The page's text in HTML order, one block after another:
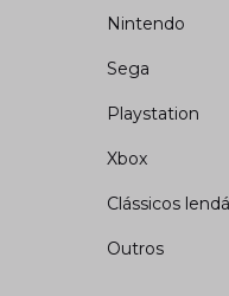
Nintendo
Sega
Playstation
Xbox
Clássicos
Outros